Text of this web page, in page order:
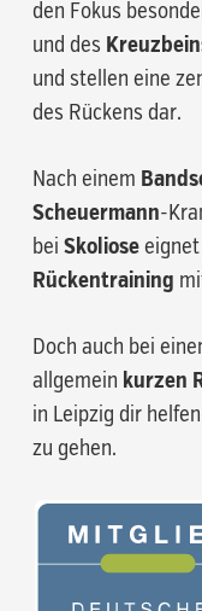
den Fokus
und des
und stellen eine
des Rückens dar.
Nach einem
Scheuermann-
bei Skolioseeignet
Rückentraining
Doch auch bei
allgemein kurzen
in Leipzig dir helfen
zu gehen.